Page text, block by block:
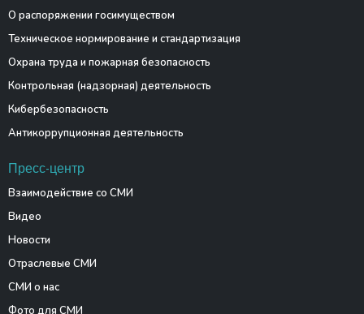
О распоряжении госимуществом
Техническое нормирование и стандартизация
Охрана труда и пожарная безопасность
Контрольная (надзорная) деятельность
Кибербезопасность
Антикоррупционная деятельность
Пресс-центр
Взаимодействие со СМИ
Видео
Новости
Отраслевые СМИ
СМИ о нас
Фото для СМИ